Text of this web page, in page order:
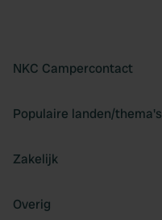
NKC Campercontact
Populaire landen/thema's
Zakelijk
Overig